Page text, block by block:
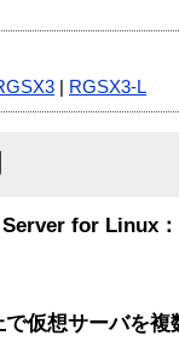
RGSX3-L
for Linux
で仮想サーバを複